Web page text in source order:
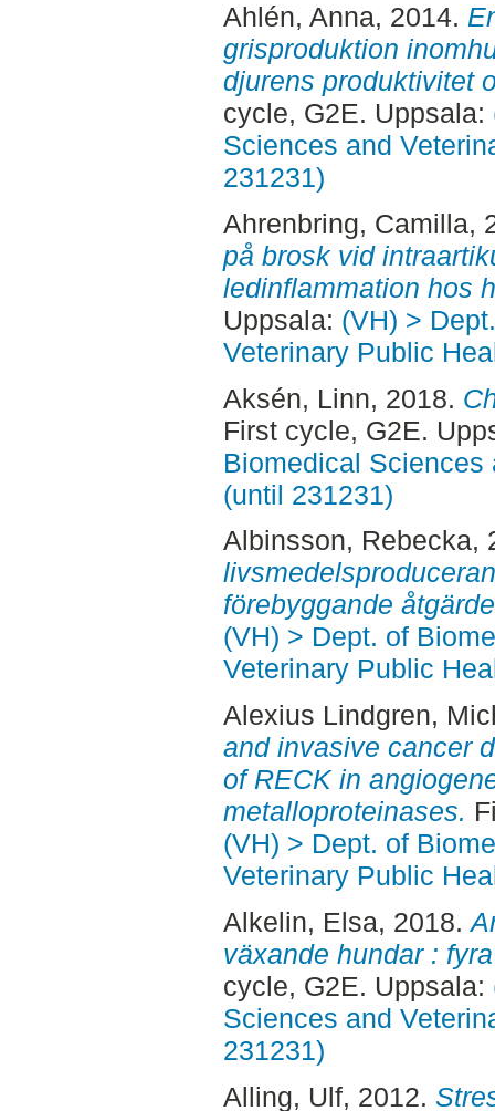
Ahlén, Anna, 2014.
grisproduktion
djurens produktivitet
cycle, G2E. Uppsala:
Sciences and
231231)
Ahrenbring, Camilla,
på brosk vid
ledinflammation hos
Uppsala: (VH) >
Veterinary Public
Aksén, Linn, 2018.
First cycle, G2E.
Biomedical Sciences
(until 231231)
Albinsson, Rebecka,
förebyggande
(VH) > Dept. of
Veterinary Public
Alexius Lindgren,
and invasive cancer
of RECK in
metalloproteinases.
(VH) > Dept. of
Veterinary Public
Alkelin, Elsa, 2018.
växande hundar :
cycle, G2E. Uppsala:
Sciences and
231231)
Alling, Ulf, 2012.